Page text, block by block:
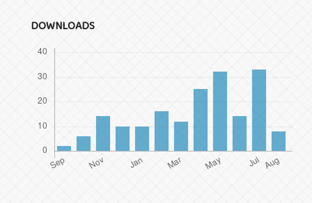
DOWNLOADS